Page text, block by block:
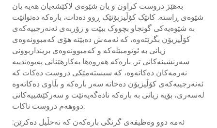
بەهێز دروست کراون و یان شێوەی لاکێشەیان هەیە یان
شێوەی ڕاستە. کاتێک کۆڵیزیۆنێک ڕوو دەدات، بارەکە دەتوانێت
بە شێوەیەکی گونجاو بچووک ببێت و زۆربەی ئەنەرجییەکەی
کۆڵیزیۆن بگرێتەوە، کە ئەمەش دەبێتە هۆی کەمبوونەوەی
زیانی بە ئوتومبێلەکە و کەمبوونەوەی برینداربوونی
سەرنشینەکانی تر. بارەکە هەروەها بەکارهێنانی پەیوەندییە
نەرمەکان دەکاتەوە، کە سیستەمێکی دروست دەکات کە
ئەنەرجییەکەی کۆڵیزیۆن دەخاتە سەر بارەکە و بڵاوی دەکاتەوە
لەسەری، بۆیە زیانی بە بارەکە نادەگەیەنێت و سەرکێشییەکانی
دووهەم دروست ناکات.
ئەمە دوو وەظیفەی گرنگی بارەکەن کە تەحڵیل دەکرێن: